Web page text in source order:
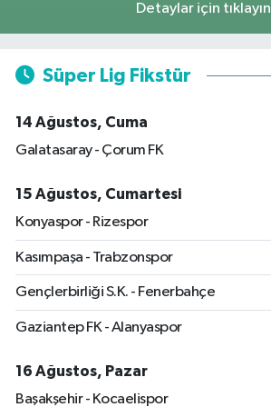
Detaylar için tıklayın
Süper Lig Fikstür
14 Ağustos, Cuma
Galatasaray - Çorum FK
15 Ağustos, Cumartesi
Konyaspor - Rizespor
Kasımpaşa - Trabzonspor
Gençlerbirliği S.K. - Fenerbahçe
Gaziantep FK - Alanyaspor
16 Ağustos, Pazar
Başakşehir - Kocaelispor